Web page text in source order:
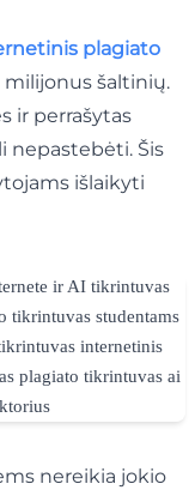
plagiato
šaltinių.
ir perrašytas
nepastebėti. Šis
išlaikyti
nereikia jokio